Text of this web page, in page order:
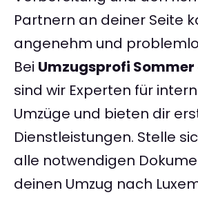
Partnern an deiner Seite
angenehm und
Bei Umzugsprofi Sommer
sind wir Experten für
Umzüge und bieten dir
Dienstleistungen. Stelle
alle notwendigen
deinen Umzug nach